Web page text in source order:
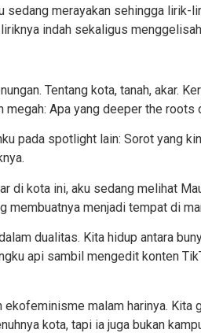
sedang merayakan sehingga
indah sekaligus
Tentang kota, tanah, akar.
megah: Apa yang deeper the roots
pada spotlight lain: Sorot yang
di kota ini, aku sedang melihat
menjadi tempat di
dualitas. Kita hidup antara
api sambil mengedit konten
malam harinya.
kota, tapi ia juga bukan